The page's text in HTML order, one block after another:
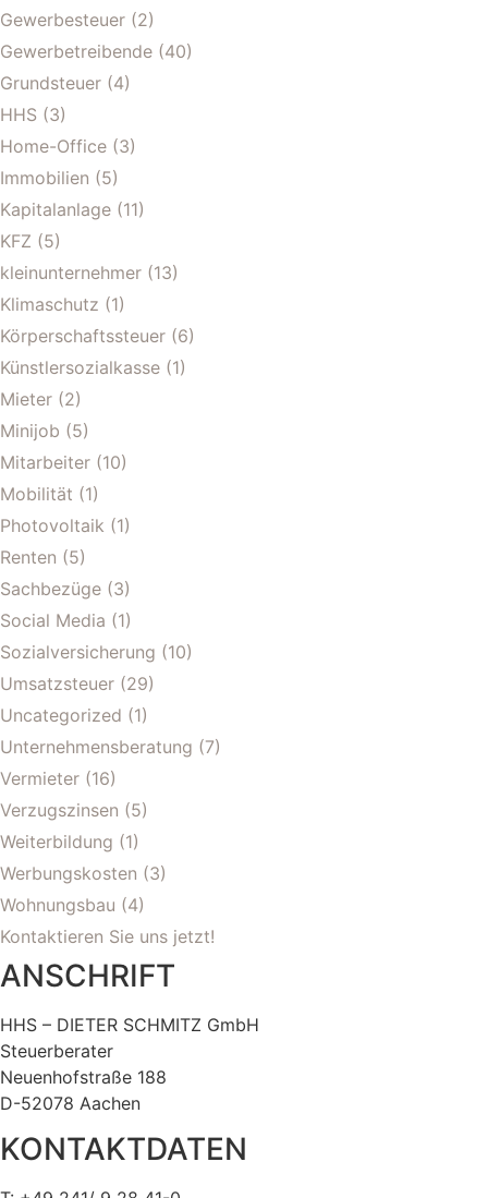
Gewerbesteuer (2)
Gewerbetreibende (40)
Grundsteuer (4)
HHS (3)
Home-Office (3)
Immobilien (5)
Kapitalanlage (11)
KFZ (5)
kleinunternehmer (13)
Klimaschutz (1)
Körperschaftssteuer (6)
Künstlersozialkasse (1)
Mieter (2)
Minijob (5)
Mitarbeiter (10)
Mobilität (1)
Photovoltaik (1)
Renten (5)
Sachbezüge (3)
Social Media (1)
Sozialversicherung (10)
Umsatzsteuer (29)
Uncategorized (1)
Unternehmensberatung (7)
Vermieter (16)
Verzugszinsen (5)
Weiterbildung (1)
Werbungskosten (3)
Wohnungsbau (4)
Kontaktieren Sie uns jetzt!
ANSCHRIFT
HHS – DIETER SCHMITZ GmbH
Steuerberater
Neuenhofstraße 188
D-52078 Aachen
KONTAKTDATEN